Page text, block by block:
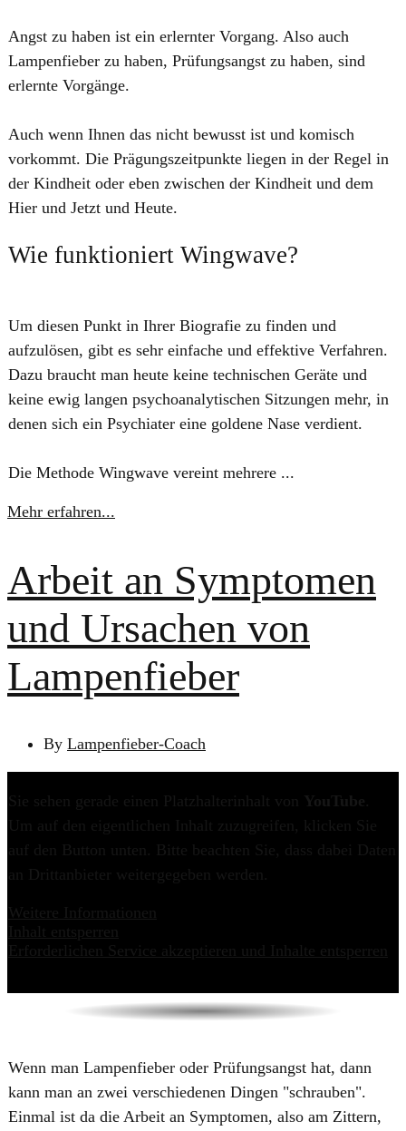
​Angst zu haben ist ein erlernter Vorgang. Also auch
Lampenfieber zu haben, Prüfungsangst zu haben, sind
erlernte Vorgänge.
Auch wenn Ihnen das nicht bewusst ist und komisch
vorkommt. Die Prägungszeitpunkte liegen in der Regel in
der Kindheit oder eben zwischen der Kindheit und dem
Hier und Jetzt und Heute.
Wie funktioniert Wingwave?
Um diesen Punkt in Ihrer Biografie zu finden und
aufzulösen, gibt es sehr einfache und effektive Verfahren.
Dazu braucht man heute keine technischen Geräte und
keine ewig langen psychoanalytischen Sitzungen mehr, in
denen sich ein Psychiater eine goldene Nase verdient.
Die Methode Wingwave vereint mehrere ...
Mehr erfahren...
Arbeit an Symptomen
und Ursachen von
Lampenfieber
By Lampenfieber-Coach
Wenn man Lampenfieber oder Prüfungsangst hat, dann
kann man an zwei verschiedenen Dingen "schrauben".
Einmal ist da die Arbeit an Symptomen, also am Zittern,